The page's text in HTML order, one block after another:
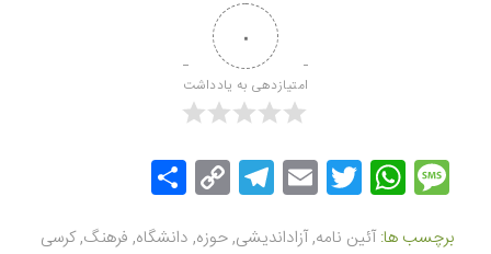
۰
امتیازدهی به یادداشت
Message
WhatsApp
Twitter
Email
Telegram
Copy
Link
اشتراک
گذاری برچسب ها: آئین نامه,آزاداندیشی,حوزه, دانشگاه, فرهنگ,کرسی